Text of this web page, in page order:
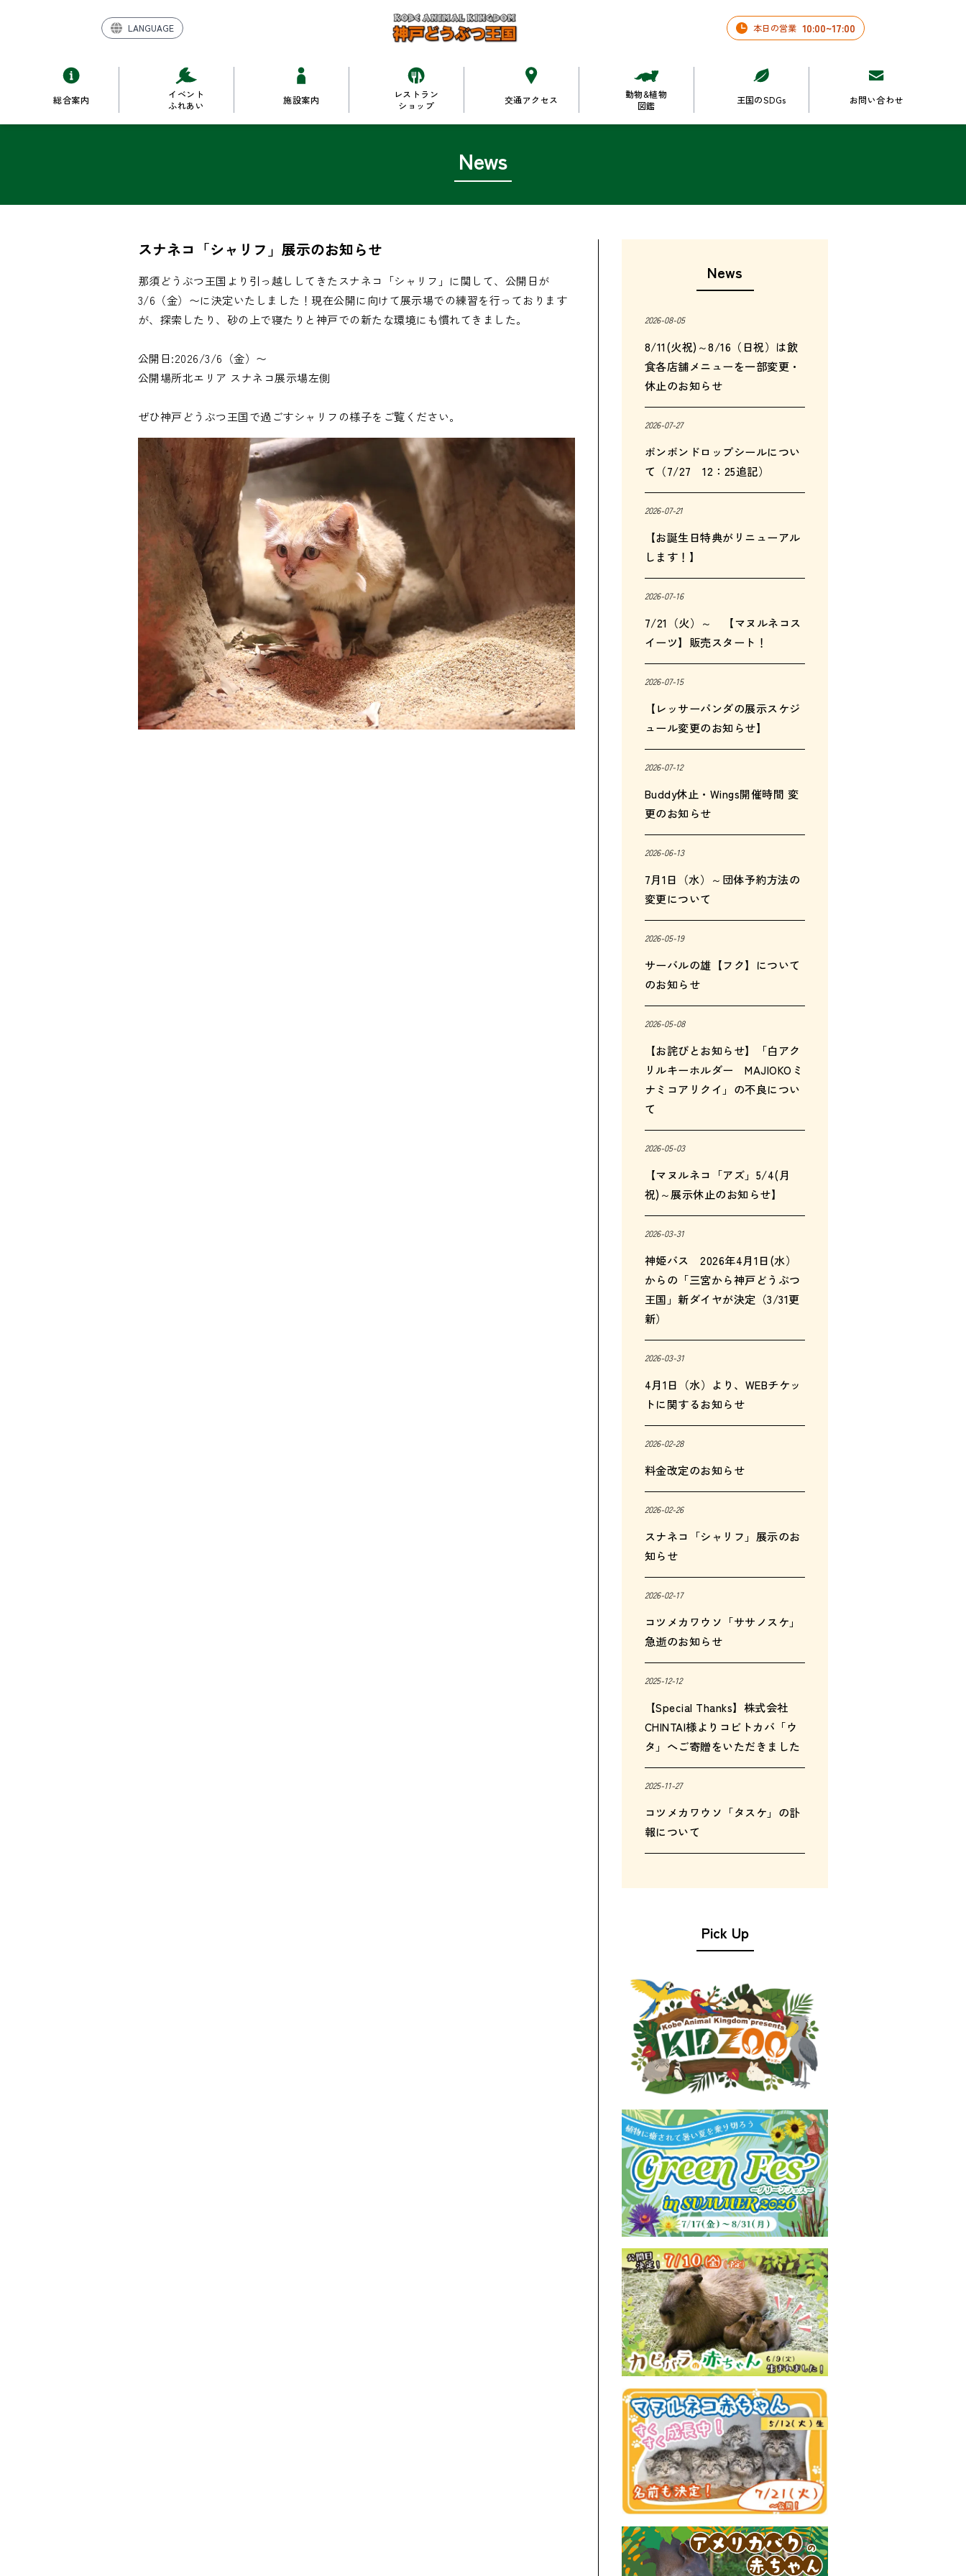
LANGUAGE 本日の営業 10:00~17:00
総合案内
イベント
ふれあい
施設案内
レストラン
ショップ
交通アクセス
動物&植物
図鑑
王国のSDGs お問い合わせ
News
スナネコ「シャリフ」展示のお知らせ
那須どうぶつ王国より引っ越ししてきたスナネコ「シャリフ」に関して、公開日が
3/6（金）〜に決定いたしました！現在公開に向けて展示場での練習を行っております
が、探索したり、砂の上で寝たりと神戸での新たな環境にも慣れてきました。
公開日:2026/3/6（金）〜
公開場所北エリア スナネコ展示場左側
ぜひ神戸どうぶつ王国で過ごすシャリフの様子をご覧ください。
News
2026-08-05
8/11(火祝)～8/16（日祝）は飲
食各店舗メニューを一部変更・
休止のお知らせ
2026-07-27
ボンボンドロップシールについ
て（7/27 12：25追記）
2026-07-21
【お誕生日特典がリニューアル
します！】
2026-07-16
7/21（火）～ 【マヌルネコス
イーツ】販売スタート！
2026-07-15
【レッサーパンダの展示スケジ
ュール変更のお知らせ】
2026-07-12
Buddy休止・Wings開催時間 変
更のお知らせ
2026-06-13
7月1日（水）～団体予約方法の
変更について
2026-05-19
サーバルの雄【フク】について
のお知らせ
2026-05-08
【お詫びとお知らせ】「白アク
リルキーホルダー MAJIOKOミ
ナミコアリクイ」の不良につい
て
2026-05-03
【マヌルネコ「アズ」5/4(月
祝)～展示休止のお知らせ】
2026-03-31
神姫バス 2026年4月1日(水）
からの「三宮から神戸どうぶつ
王国」新ダイヤが決定（3/31更
新）
2026-03-31
4月1日（水）より、WEBチケッ
トに関するお知らせ
2026-02-28
料金改定のお知らせ
2026-02-26
スナネコ「シャリフ」展示のお
知らせ
2026-02-17
コツメカワウソ「ササノスケ」
急逝のお知らせ
2025-12-12
【Special Thanks】株式会社
CHINTAI様よりコビトカバ「ウ
タ」へご寄贈をいただきました
2025-11-27
コツメカワウソ「タスケ」の訃
報について
Pick Up